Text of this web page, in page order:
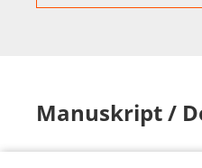
Manuskript /